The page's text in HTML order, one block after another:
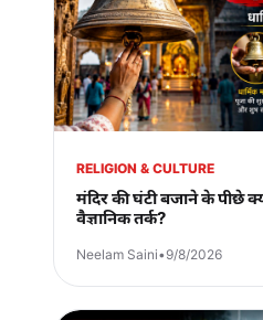
RELIGION & CULTURE
मंदिर की घंटी बजाने के पीछे
वैज्ञानिक तर्क?
Neelam Saini•9/8/2026